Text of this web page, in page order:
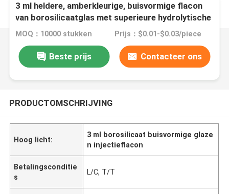
3 ml heldere, amberkleurige, buisvormige flacon
van borosilicaatglas met superieure hydrolytische
weerstand
MOQ：10000 stukken Prijs：$0.01-$0.03/piece
Beste prijs Contacteer ons
PRODUCTOMSCHRIJVING
Hoog licht:
3 ml borosilicaat buisvormige glaze
n injectieflacon
Betalingsconditie
s
L/C, T/T